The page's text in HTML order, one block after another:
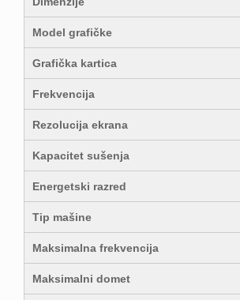
Model grafičke
Grafička kartica
Frekvencija
Rezolucija ekrana
Kapacitet sušenja
Energetski razred
Tip mašine
Maksimalna frekvencija
Maksimalni domet